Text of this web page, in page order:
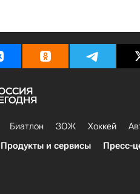
Биатлон ЗОЖ Хоккей
Продукты и сервисы Пресс-